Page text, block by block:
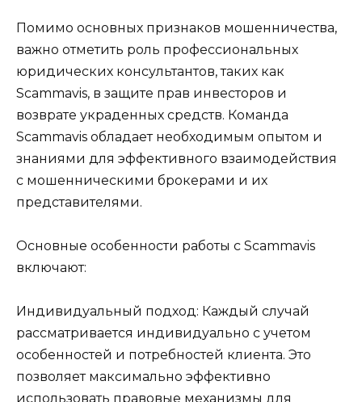
Помимо основных признаков мошенничества,
важно отметить роль профессиональных
юридических консультантов, таких как
Scammavis, в защите прав инвесторов и
возврате украденных средств. Команда
Scammavis обладает необходимым опытом и
знаниями для эффективного взаимодействия
с мошенническими брокерами и их
представителями.
Основные особенности работы с Scammavis
включают:
Индивидуальный подход: Каждый случай
рассматривается индивидуально с учетом
особенностей и потребностей клиента. Это
позволяет максимально эффективно
использовать правовые механизмы для